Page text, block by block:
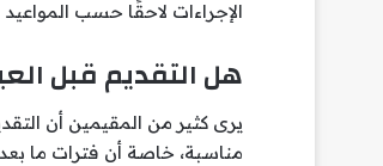
الإجراءات لاحقًا حسب
هل التقديم قبل
يرى كثير من المقيمين أن
مناسبة، خاصة أن فترات ما